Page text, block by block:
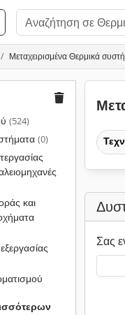
Μεταχειρισμένα Θερμικά
(524)
(0)
και
Σας